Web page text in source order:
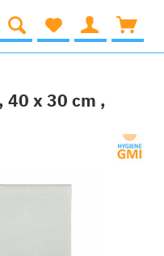
40 x 30 cm ,